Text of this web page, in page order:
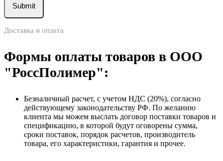
Доставка и оплата
Формы оплаты товаров в ООО
"РоссПолимер":
Безналичный расчет, с учетом НДС (20%), согласно
действующему законодательству РФ. По желанию
клиента мы можем выслать договор поставки товаров и
спецификацию, в которой будут оговорены сумма,
сроки поставок, порядок расчетов, производитель
товара, его характеристики, гарантия и прочее.